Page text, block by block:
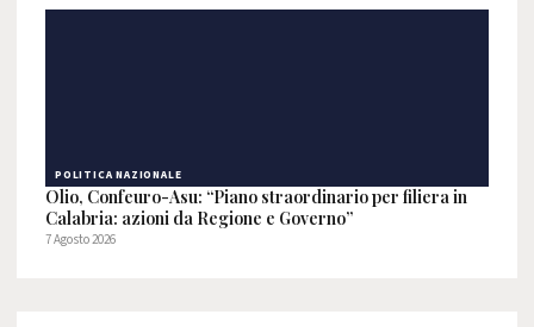
POLITICA NAZIONALE
Olio, Confeuro-Asu: “Piano straordinario per filiera in
Calabria: azioni da Regione e Governo”
7 Agosto 2026